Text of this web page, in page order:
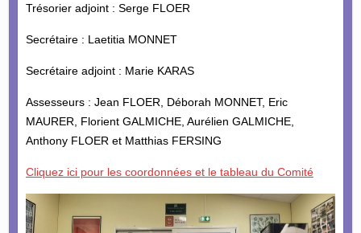
Trésorier adjoint : Serge FLOER
Secrétaire : Laetitia MONNET
Secrétaire adjoint : Marie KARAS
Assesseurs : Jean FLOER, Déborah MONNET, Eric
MAURER, Florient GALMICHE, Aurélien GALMICHE,
Anthony FLOER et Matthias FERSING
Cliquez ici pour les coordonnées et le tableau du Comité